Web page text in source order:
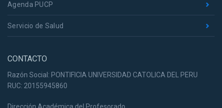
Agenda PUCP
Servicio de Salud
CONTACTO
Razón Social: PONTIFICIA UNIVERSIDAD CATOLICA DEL PERU
RUC: 20155945860